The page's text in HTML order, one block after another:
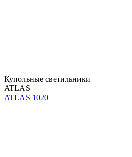
Купольные светильники
ATLAS
ATLAS 1020